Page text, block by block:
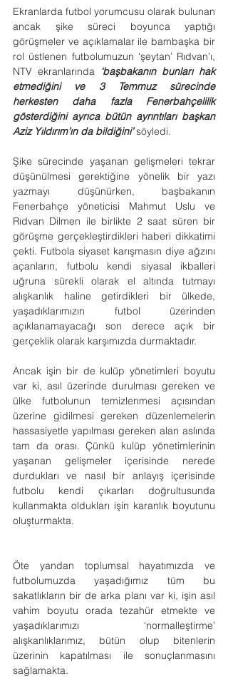
Ekranlarda futbol yorumcusu olarak bulunan
ancak şike süreci boyunca yaptığı
görüşmeler ve açıklamalar ile bambaşka bir
rol üstlenen futbolumuzun ‘şeytan’ Rıdvan’ı,
NTV ekranlarında ‘başbakanın bunları hak
etmediğini ve 3 Temmuz sürecinde
herkesten daha fazla Fenerbahçelilik
gösterdiğini ayrıca bütün ayrıntıları başkan
Aziz Yıldırım’ın da bildiğini’ söyledi.
Şike sürecinde yaşanan gelişmeleri tekrar
düşünülmesi gerektiğine yönelik bir yazı
yazmayı düşünürken, başbakanın
Fenerbahçe yöneticisi Mahmut Uslu ve
Rıdvan Dilmen ile birlikte 2 saat süren bir
görüşme gerçekleştirdikleri haberi dikkatimi
çekti. Futbola siyaset karışmasın diye ağzını
açanların, futbolu kendi siyasal ikballeri
uğruna sürekli olarak el altında tutmayı
alışkanlık haline getirdikleri bir ülkede,
yaşadıklarımızın futbol üzerinden
açıklanamayacağı son derece açık bir
gerçeklik olarak karşımızda durmaktadır.
Ancak işin bir de kulüp yönetimleri boyutu
var ki, asıl üzerinde durulması gereken ve
ülke futbolunun temizlenmesi açısından
üzerine gidilmesi gereken düzenlemelerin
hassasiyetle yapılması gereken alan aslında
tam da orası. Çünkü kulüp yönetimlerinin
yaşanan gelişmeler içerisinde nerede
durdukları ve nasıl bir anlayış içerisinde
futbolu kendi çıkarları doğrultusunda
kullanmakta oldukları işin karanlık boyutunu
oluşturmakta.
Öte yandan toplumsal hayatımızda ve
futbolumuzda yaşadığımız tüm bu
sakatlıkların bir de arka planı var ki, işin asıl
vahim boyutu orada tezahür etmekte ve
yaşadıklarımızı ‘normalleştirme’
alışkanlıklarımız, bütün olup bitenlerin
üzerinin kapatılması ile sonuçlanmasını
sağlamakta.